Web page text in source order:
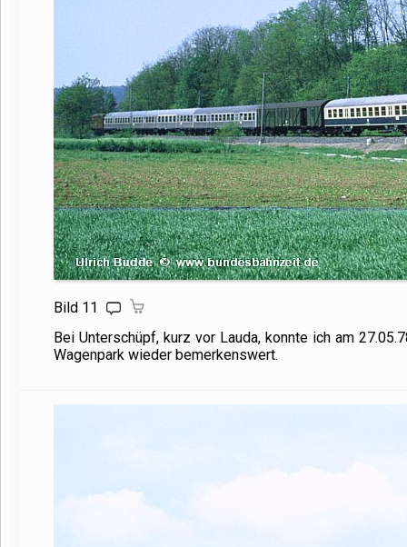
Bild 11
Bei Unterschüpf, kurz vor Lauda, konnte ich am
Wagenpark wieder bemerkenswert.